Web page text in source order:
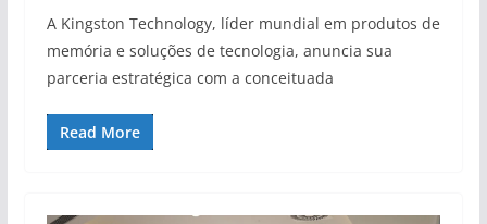
A Kingston Technology, líder mundial em produtos de
memória e soluções de tecnologia, anuncia sua
parceria estratégica com a conceituada
Read More